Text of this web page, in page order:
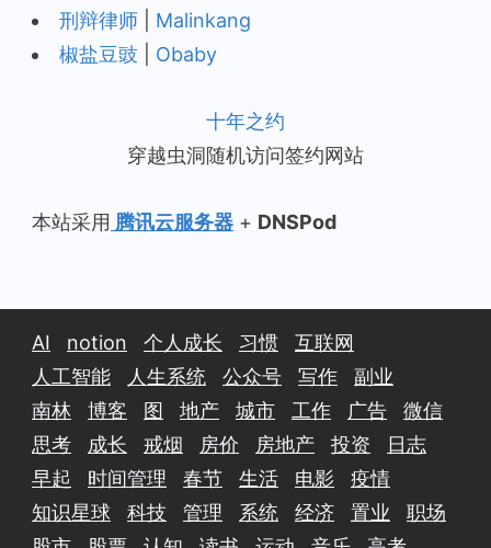
刑辩律师
Malinkang
椒盐豆豉
Obaby
十年之约
穿越虫洞随机访问签约网站
本站采用 腾讯云服务器 + DNSPod
AI notion 个人成长 习惯
互联网
人工智能
人生系统 公众号 写作
副业
南林
博客 图 地产 城市 工作 广告
微信
思考
成长 戒烟 房价 房地产 投资
日志
早起
时间管理 春节 生活 电影
疫情
知识星球
科技 管理 系统 经济 置业
职场